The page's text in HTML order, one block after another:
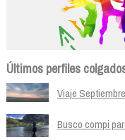
Últimos perfiles
Viaje
Busco compi